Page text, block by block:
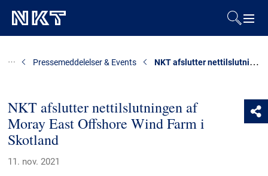
Downloads
Presse & Events
NKT afslutter nettilslutningen af
Moray East Offshore Wind Farm i
Skotland
11. nov. 2021
Pressemeddelelser & Events NKT afslutter nettilslutningen af Moray East Offshore Wind Farm i Skotland